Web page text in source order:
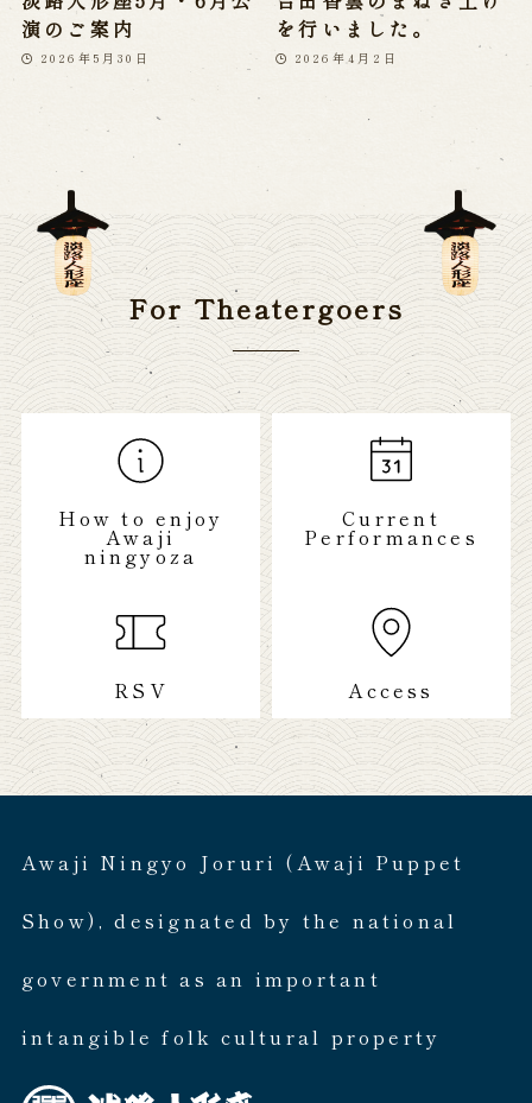
演のご案内
2026年5月30日
を行いました。
2026年4月2日
For Theatergoers
How to enjoy
Awaji
ningyoza
Current
Performances
RSV Access
Awaji Ningyo Joruri (Awaji Puppet
Show), designated by the national
government as an important
intangible folk cultural property